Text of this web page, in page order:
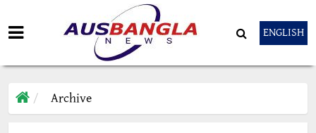
ENGLISH
Archive